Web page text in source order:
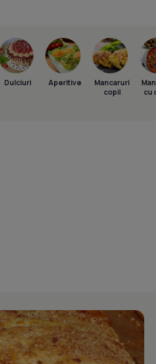
Dulciuri Aperitive
Mancaruri
copii
cu